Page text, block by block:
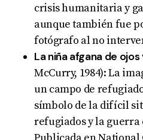
crisis humanitaria y
aunque también fue
fotógrafo al no
La niña afgana de
McCurry, 1984): La
un campo de
símbolo de la difícil
refugiados y la guerra